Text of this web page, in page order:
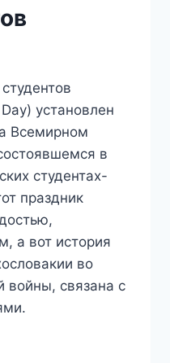
установлен
Всемирном
в
студентах-
праздник
а вот история
во
войны, связана с